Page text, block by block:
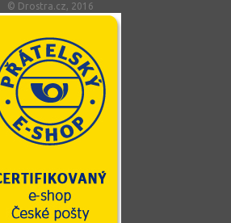
© Drostra.cz, 2016